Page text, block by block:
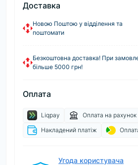
Доставка
Новою Поштою у відділення та
поштомати
Безкоштовна доставка! При
більше 5000 грн!
Оплата
Liqpay
Оплата на рахунок
Накладений платіж
Угода користувача